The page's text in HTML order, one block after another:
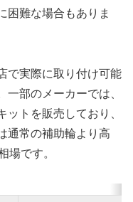
困難な場合もありま
で実際に取り付け可能
部のメーカーでは、
トを販売しており、
通常の補助輪より高
場です。